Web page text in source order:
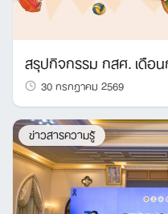
สรุปกิจกรรม กสศ. เดือ
30 กรกฎาคม 2569
ข่าวสารความรู้